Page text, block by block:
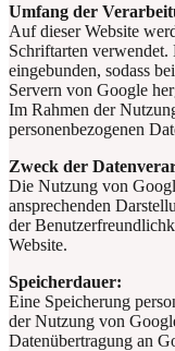
Umfang der
Auf dieser Website
Schriftarten
eingebunden, sodass
Servern von Google
Im Rahmen der
personenbezogenen
Zweck der
Die Nutzung von
ansprechenden
der
Website.
Speicherdauer:
Eine Speicherung
der Nutzung von
Datenübertragung an